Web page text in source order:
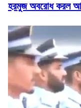
হরমুজ অবরোধ করল